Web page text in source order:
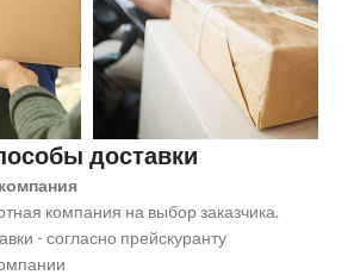
доставки
компания на выбор заказчика.
- согласно прейскуранту